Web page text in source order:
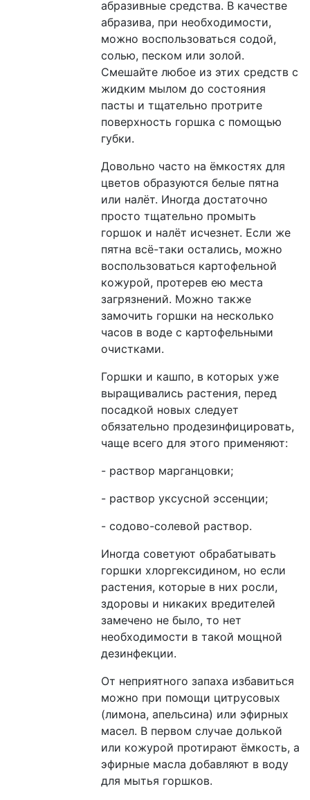
абразивные средства. В качестве
абразива, при необходимости,
можно воспользоваться содой,
солью, песком или золой.
Смешайте любое из этих средств с
жидким мылом до состояния
пасты и тщательно протрите
поверхность горшка с помощью
губки.
Довольно часто на ёмкостях для
цветов образуются белые пятна
или налёт. Иногда достаточно
просто тщательно промыть
горшок и налёт исчезнет. Если же
пятна всё-таки остались, можно
воспользоваться картофельной
кожурой, протерев ею места
загрязнений. Можно также
замочить горшки на несколько
часов в воде с картофельными
очистками.
Горшки и кашпо, в которых уже
выращивались растения, перед
посадкой новых следует
обязательно продезинфицировать,
чаще всего для этого применяют:
- раствор марганцовки;
- раствор уксусной эссенции;
- содово-солевой раствор.
Иногда советуют обрабатывать
горшки хлоргексидином, но если
растения, которые в них росли,
здоровы и никаких вредителей
замечено не было, то нет
необходимости в такой мощной
дезинфекции.
От неприятного запаха избавиться
можно при помощи цитрусовых
(лимона, апельсина) или эфирных
масел. В первом случае долькой
или кожурой протирают ёмкость, а
эфирные масла добавляют в воду
для мытья горшков.